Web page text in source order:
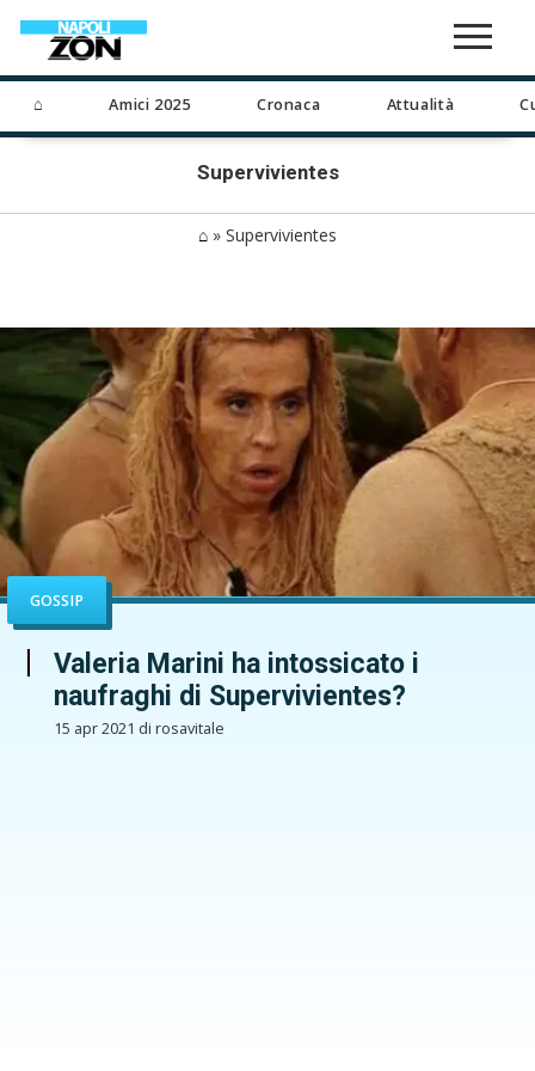
⌂ Amici 2025 Cronaca Attualità
Supervivientes
⌂ » Supervivientes
GOSSIP
Valeria Marini ha intossicato i
naufraghi di Supervivientes?
15 apr 2021 di rosavitale